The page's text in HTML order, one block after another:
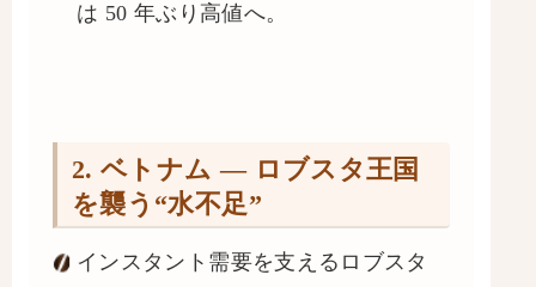
は 50 年ぶり高値へ。
2. ベトナム ― ロブスタ王国
を襲う“水不足”
インスタント需要を支えるロブスタ